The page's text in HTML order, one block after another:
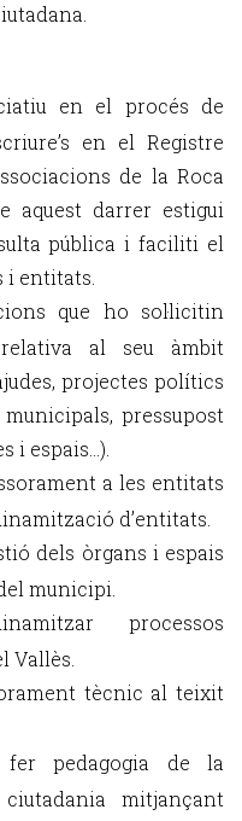
en el procés de
en el Registre
de la Roca
aquest darrer estigui
pública i faciliti el
entitats.
que ho sol·licitin
al seu àmbit
projectes polítics
pressupost
i espais...).
a les entitats
d’entitats.
dels òrgans i espais
municipi.
processos
Vallès.
tècnic al teixit
pedagogia de la
mitjançant